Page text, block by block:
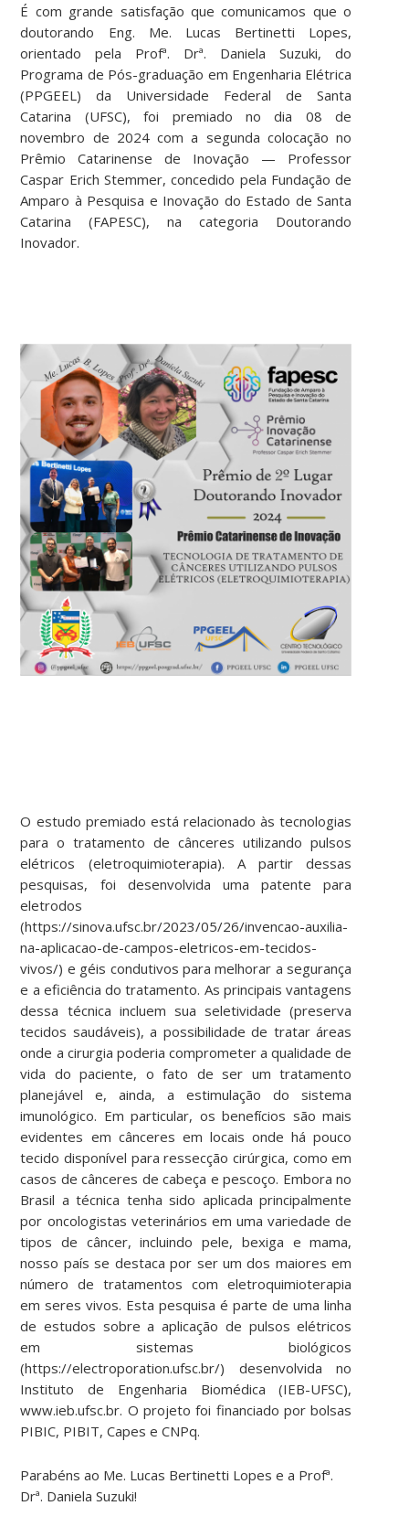
É com grande satisfação que comunicamos que o
doutorando Eng. Me. Lucas Bertinetti Lopes,
orientado pela Profª. Drª. Daniela Suzuki, do
Programa de Pós-graduação em Engenharia Elétrica
(PPGEEL) da Universidade Federal de Santa
Catarina (UFSC), foi premiado no dia 08 de
novembro de 2024 com a segunda colocação no
Prêmio Catarinense de Inovação — Professor
Caspar Erich Stemmer, concedido pela Fundação de
Amparo à Pesquisa e Inovação do Estado de Santa
Catarina (FAPESC), na categoria Doutorando
Inovador.
O estudo premiado está relacionado às tecnologias
para o tratamento de cânceres utilizando pulsos
elétricos (eletroquimioterapia). A partir dessas
pesquisas, foi desenvolvida uma patente para
eletrodos
(https://sinova.ufsc.br/2023/05/26/invencao-auxilia-
na-aplicacao-de-campos-eletricos-em-tecidos-
vivos/) e géis condutivos para melhorar a segurança
e a eficiência do tratamento. As principais vantagens
dessa técnica incluem sua seletividade (preserva
tecidos saudáveis), a possibilidade de tratar áreas
onde a cirurgia poderia comprometer a qualidade de
vida do paciente, o fato de ser um tratamento
planejável e, ainda, a estimulação do sistema
imunológico. Em particular, os benefícios são mais
evidentes em cânceres em locais onde há pouco
tecido disponível para ressecção cirúrgica, como em
casos de cânceres de cabeça e pescoço. Embora no
Brasil a técnica tenha sido aplicada principalmente
por oncologistas veterinários em uma variedade de
tipos de câncer, incluindo pele, bexiga e mama,
nosso país se destaca por ser um dos maiores em
número de tratamentos com eletroquimioterapia
em seres vivos. Esta pesquisa é parte de uma linha
de estudos sobre a aplicação de pulsos elétricos
em sistemas biológicos
(https://electroporation.ufsc.br/) desenvolvida no
Instituto de Engenharia Biomédica (IEB-UFSC),
www.ieb.ufsc.br. O projeto foi financiado por bolsas
PIBIC, PIBIT, Capes e CNPq.
Parabéns ao Me. Lucas Bertinetti Lopes e a Profª.
Drª. Daniela Suzuki!